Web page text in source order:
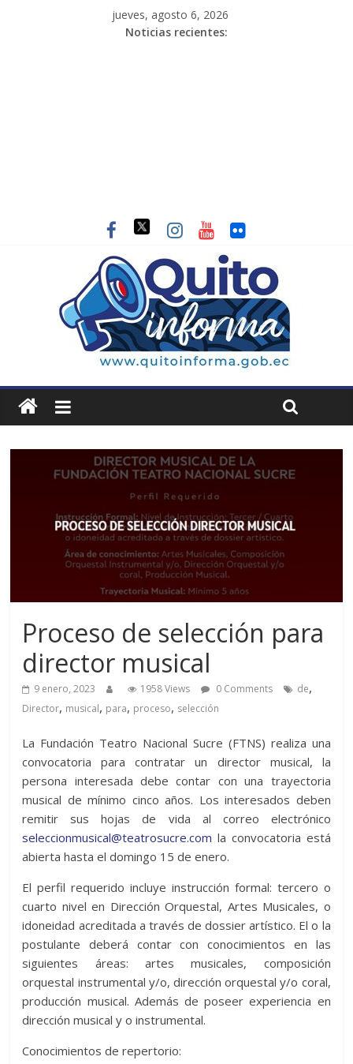
jueves, agosto 6, 2026
Noticias recientes:
Proceso de selección para
director musical
9 enero, 2023 1958 Views 0 Comments de,
Director, musical, para, proceso, selección
La Fundación Teatro Nacional Sucre (FTNS) realiza una
convocatoria para contratar un director musical, la
persona interesada debe contar con una trayectoria
musical de mínimo cinco años. Los interesados deben
remitir sus hojas de vida al correo electrónico
seleccionmusical@teatrosucre.com la convocatoria está
abierta hasta el domingo 15 de enero.
El perfil requerido incluye instrucción formal: tercero o
cuarto nivel en Dirección Orquestal, Artes Musicales, o
idoneidad acreditada a través de dossier artístico. El o la
postulante deberá contar con conocimientos en las
siguientes áreas: artes musicales, composición
orquestal instrumental y/o, dirección orquestal y/o coral,
producción musical. Además de poseer experiencia en
dirección musical y o instrumental.
Conocimientos de repertorio: